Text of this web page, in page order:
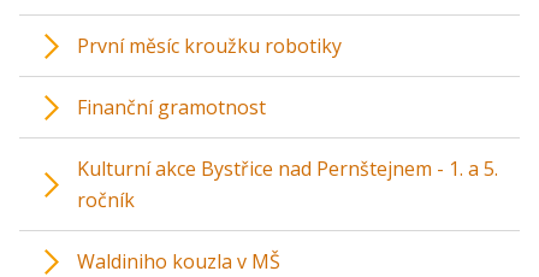
První měsíc kroužku robotiky
Finanční gramotnost
Kulturní akce Bystřice nad Pernštejnem - 1. a 5.
ročník
Waldiniho kouzla v MŠ